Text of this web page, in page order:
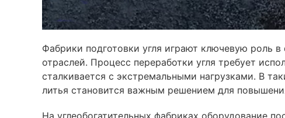
Фабрики подготовки угля играют ключевую роль
отраслей. Процесс переработки угля требует
сталкивается с экстремальными нагрузками. В
литья становится важным решением для